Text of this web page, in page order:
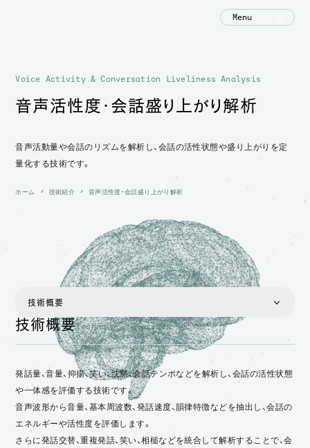
Menu
音声活性度・会話盛り上がり解析
Voice Activity & Conversation Liveliness Analysis
音声活動量や会話のリズムを解析し、会話の活性状態や盛り上がりを定
量化する技術です。
ホーム 技術紹介 音声活性度・会話盛り上がり解析
技術概要
技術概要
技術的アプローチ
できること・用途
技術概要Technology Overview
発話量、音量、抑揚、笑い、沈黙、会話テンポなどを解析し、会話の活性状態
や一体感を評価する技術です。
音声波形から音量、基本周波数、発話速度、韻律特徴などを抽出し、会話の
エネルギーや活性度を評価します。
さらに発話交替、重複発話、笑い、相槌などを統合して解析することで、会